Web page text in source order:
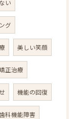
い
グ
美しい笑顔
正治療
機能の回復
科機能障害